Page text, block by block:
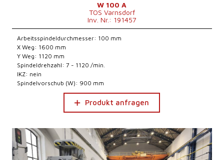
W 100 A
TOS Varnsdorf
Inv. Nr.: 191457
Arbeitsspindeldurchmesser: 100 mm
X Weg: 1600 mm
Y Weg: 1120 mm
Spindeldrehzahl: 7 - 1120 /min.
IKZ: nein
Spindelvorschub (W): 900 mm
Produkt anfragen